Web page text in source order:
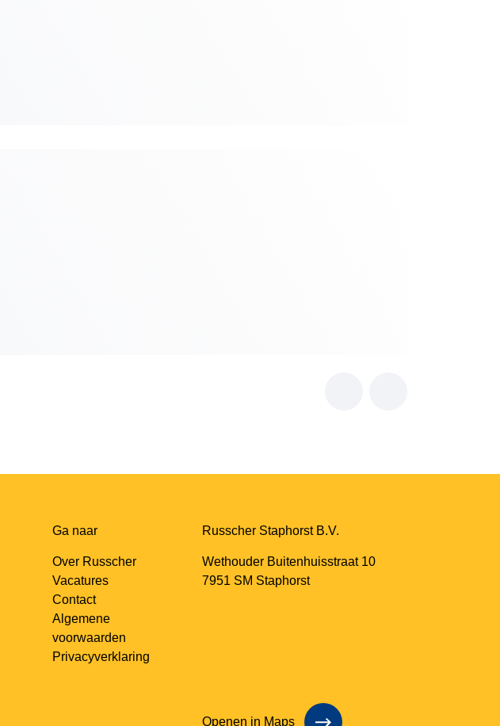
Ga naar
Over Russcher
Vacatures
Contact
Algemene
voorwaarden
Privacyverklaring
Russcher Staphorst B.V.
Wethouder Buitenhuisstraat 10
7951 SM Staphorst
Openen in Maps